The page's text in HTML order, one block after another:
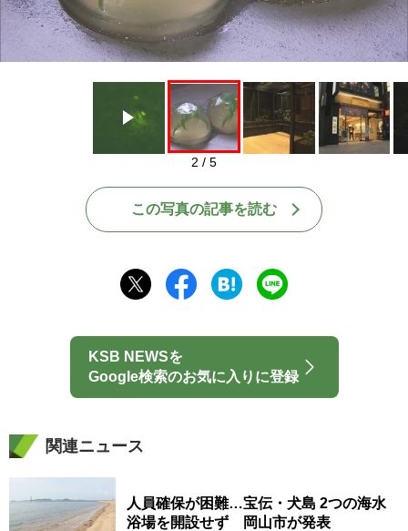
2 / 5
この写真の記事を読む
KSB NEWSを
Google検索のお気に入りに登録
関連ニュース
人員確保が困難…宝伝・犬島 2つの海水
浴場を開設せず 岡山市が発表